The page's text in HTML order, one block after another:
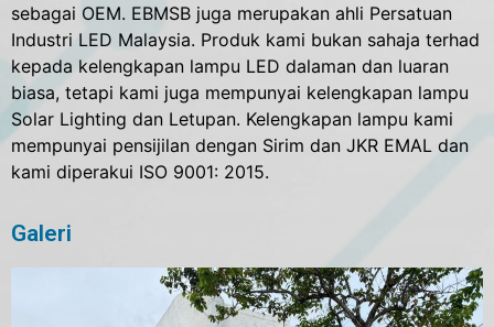
sebagai OEM. EBMSB juga merupakan ahli Persatuan
Industri LED Malaysia. Produk kami bukan sahaja terhad
kepada kelengkapan lampu LED dalaman dan luaran
biasa, tetapi kami juga mempunyai kelengkapan lampu
Solar Lighting dan Letupan. Kelengkapan lampu kami
mempunyai pensijilan dengan Sirim dan JKR EMAL dan
kami diperakui ISO 9001: 2015.
Galeri